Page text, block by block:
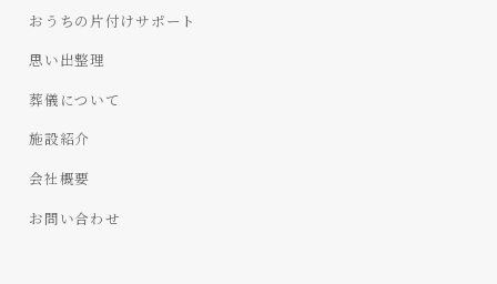
おうちの片付けサポート
思い出整理
葬儀について
施設紹介
会社概要
お問い合わせ